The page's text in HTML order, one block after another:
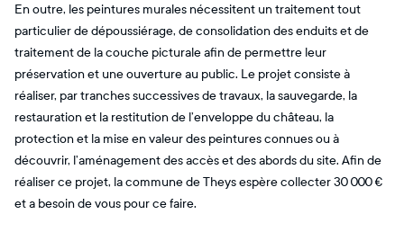
En outre, les peintures murales nécessitent un traitement tout
particulier de dépoussiérage, de consolidation des enduits et de
traitement de la couche picturale afin de permettre leur
préservation et une ouverture au public. Le projet consiste à
réaliser, par tranches successives de travaux, la sauvegarde, la
restauration et la restitution de l’enveloppe du château, la
protection et la mise en valeur des peintures connues ou à
découvrir, l’aménagement des accès et des abords du site. Afin de
réaliser ce projet, la commune de Theys espère collecter 30 000 €
et a besoin de vous pour ce faire.